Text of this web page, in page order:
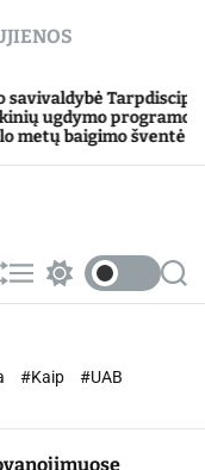
M
e w
h
o
S
e
#Kaip
#UAB